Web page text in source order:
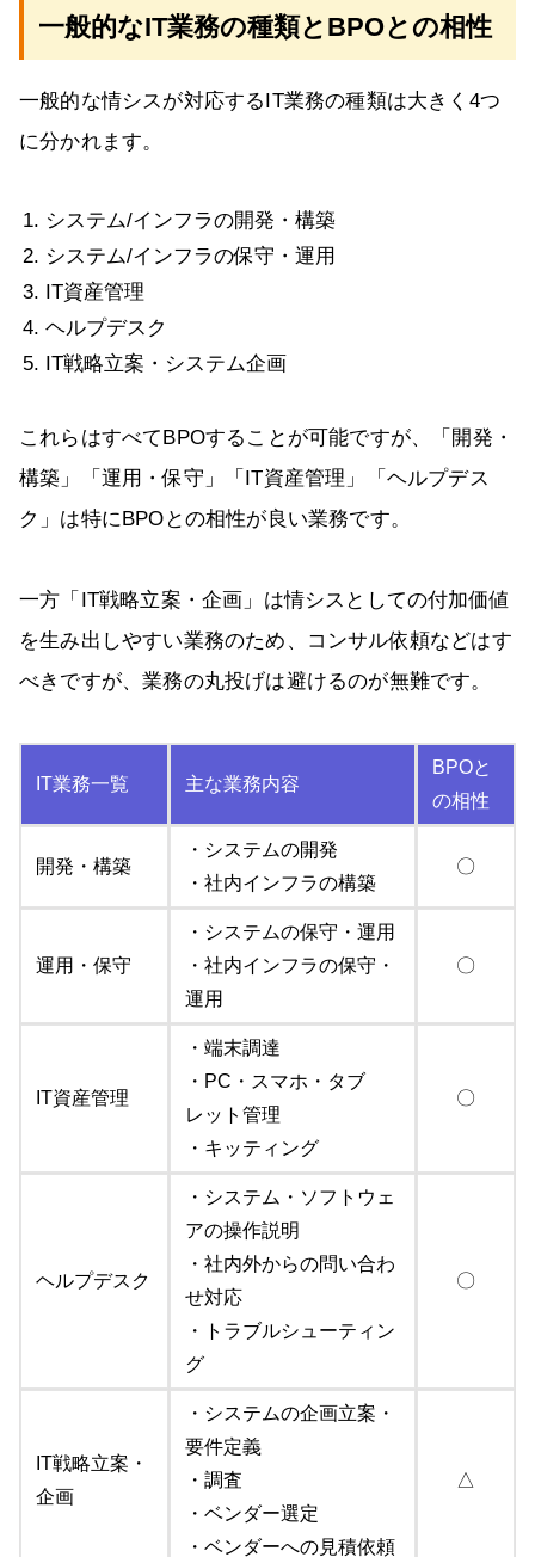
一般的なIT業務の種類とBPOとの相性
一般的な情シスが対応するIT業務の種類は大きく4つ
に分かれます。
システム/インフラの開発・構築
システム/インフラの保守・運用
IT資産管理
ヘルプデスク
IT戦略立案・システム企画
これらはすべてBPOすることが可能ですが、「開発・
構築」「運用・保守」「IT資産管理」「ヘルプデス
ク」は特にBPOとの相性が良い業務です。
一方「IT戦略立案・企画」は情シスとしての付加価値
を生み出しやすい業務のため、コンサル依頼などはす
べきですが、業務の丸投げは避けるのが無難です。
IT業務一覧 主な業務内容
BPOと
の相性
開発・構築
・システムの開発
・社内インフラの構築
〇
運用・保守
・システムの保守・運用
・社内インフラの保守・
運用
〇
IT資産管理
・端末調達
・PC・スマホ・タブ
レット管理
・キッティング
〇
ヘルプデスク
・システム・ソフトウェ
アの操作説明
・社内外からの問い合わ
せ対応
・トラブルシューティン
グ
〇
IT戦略立案・
企画
・システムの企画立案・
要件定義
・調査
・ベンダー選定
・ベンダーへの見積依頼
△